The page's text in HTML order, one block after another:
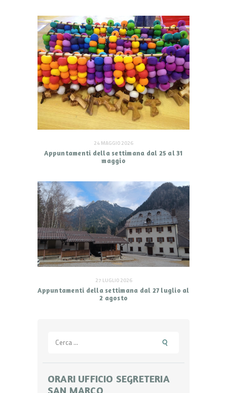
24 MAGGIO 2026
Appuntamenti della settimana dal 25 al 31
maggio
27 LUGLIO 2026
Appuntamenti della settimana dal 27 luglio al
2 agosto
per:
ORARI UFFICIO SEGRETERIA
SAN MARCO